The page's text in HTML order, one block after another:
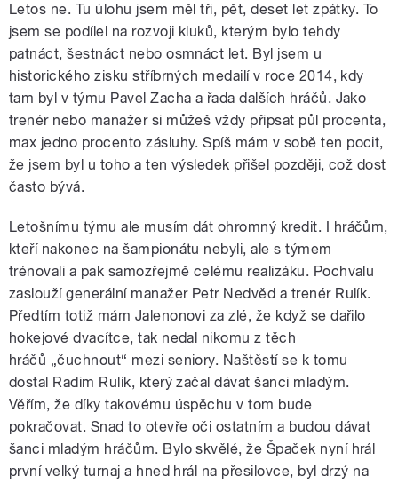
Letos ne. Tu úlohu jsem měl tři, pět, deset let zpátky. To
jsem se podílel na rozvoji kluků, kterým bylo tehdy
patnáct, šestnáct nebo osmnáct let. Byl jsem u
historického zisku stříbrných medailí v roce 2014, kdy
tam byl v týmu Pavel Zacha a řada dalších hráčů. Jako
trenér nebo manažer si můžeš vždy připsat půl procenta,
max jedno procento zásluhy. Spíš mám v sobě ten pocit,
že jsem byl u toho a ten výsledek přišel později, což dost
často bývá.
Letošnímu týmu ale musím dát ohromný kredit. I hráčům,
kteří nakonec na šampionátu nebyli, ale s týmem
trénovali a pak samozřejmě celému realizáku. Pochvalu
zaslouží generální manažer Petr Nedvěd a trenér Rulík.
Předtím totiž mám Jalenonovi za zlé, že když se dařilo
hokejové dvacítce, tak nedal nikomu z těch
hráčů „čuchnout“ mezi seniory. Naštěstí se k tomu
dostal Radim Rulík, který začal dávat šanci mladým.
Věřím, že díky takovému úspěchu v tom bude
pokračovat. Snad to otevře oči ostatním a budou dávat
šanci mladým hráčům. Bylo skvělé, že Špaček nyní hrál
první velký turnaj a hned hrál na přesilovce, byl drzý na